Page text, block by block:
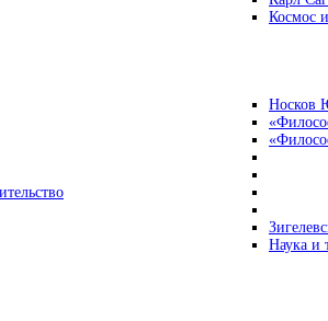
Космос
Носков
Наука и